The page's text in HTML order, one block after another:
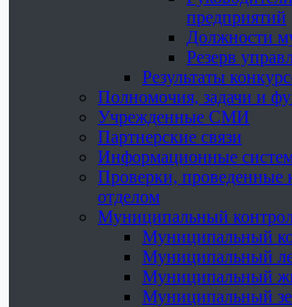
предприятий
Должности
Резерв
Результаты
Полномочия, задачи и
Учрежденные СМИ
Партнерские связи
Информационные
Проверки, проведенные
отделом
Муниципальный
Муниципальный
Муниципальный
Муниципальный
Муниципальный